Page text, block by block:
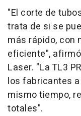
"El corte de
trata de si se
más rápido, con
eficiente",
Laser. "La TL3
los fabricantes
mismo tiempo,
totales".